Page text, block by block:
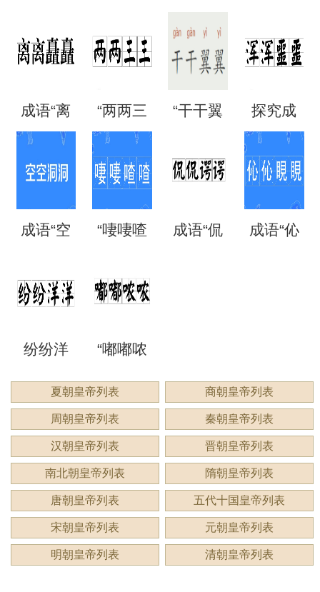
是什么
时刻
么意
思？出
里？
攘熙
熙”的用
法、典
故和出
么意
思？
成语“离
读？用
来形容
“两两三
语吗？
是什么
意思？
“干干翼
是什么
探究成
语“混混
含义与
成语“空
洞”是什
么意
思？
“啛啛喳
是什么
意思？
成语“侃
思？用
来形容
什么？
成语“伈
什么意
思？
纷纷洋
洋：描
绘繁复
景象的
生动成
语
“嘟嘟哝
哝”是成
语吗？
用来形
容什
么？
夏朝皇帝列表 商朝皇帝列表
周朝皇帝列表 秦朝皇帝列表
汉朝皇帝列表 晋朝皇帝列表
南北朝皇帝列表 隋朝皇帝列表
唐朝皇帝列表 五代十国皇帝列表
宋朝皇帝列表 元朝皇帝列表
明朝皇帝列表 清朝皇帝列表